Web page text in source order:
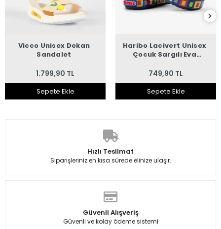
Vicco Unisex Dekan
Sandalet
1.799,90 TL
Sepete Ekle
Haribo Lacivert Unisex
Çocuk Sargılı Eva
749,90 TL
Sepete Ekle
Hızlı Teslimat
Siparişleriniz en kısa sürede elinize ulaşır.
Güvenli Alışveriş
Güvenli ve kolay ödeme sistemi